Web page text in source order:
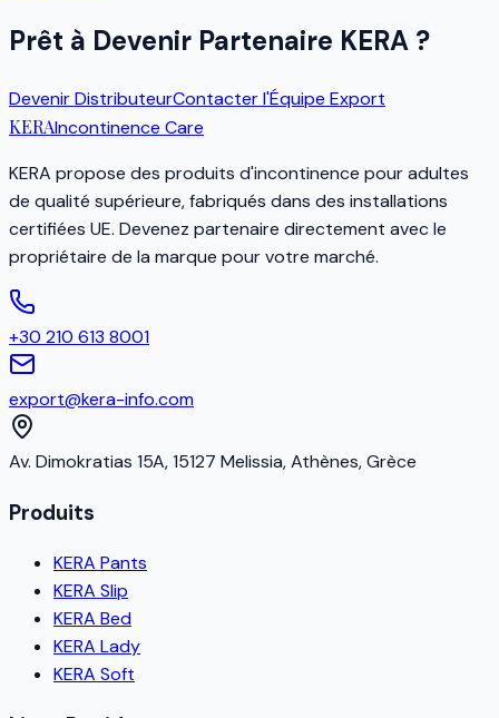
Prêt à Devenir Partenaire KERA ?
Devenir DistributeurContacter l'Équipe Export
KERAIncontinence Care
KERA propose des produits d'incontinence pour adultes
de qualité supérieure, fabriqués dans des installations
certifiées UE. Devenez partenaire directement avec le
propriétaire de la marque pour votre marché.
+30 210 613 8001
export@kera-info.com
Av. Dimokratias 15A, 15127 Melissia, Athènes, Grèce
Produits
KERA Pants
KERA Slip
KERA Bed
KERA Lady
KERA Soft